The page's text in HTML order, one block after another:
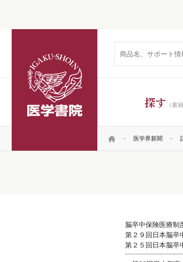
探す （書
HOME 医学界新聞
脳卒中保険医療制
第２９回日本脳卒
第２５回日本脳卒